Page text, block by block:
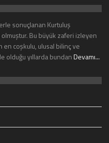
sonuçlanan Kurtuluş
olmuştur. Bu büyük zaferi izleyen
en coşkulu, ulusal bilinç ve
olduğu yıllarda bundanDevamı...